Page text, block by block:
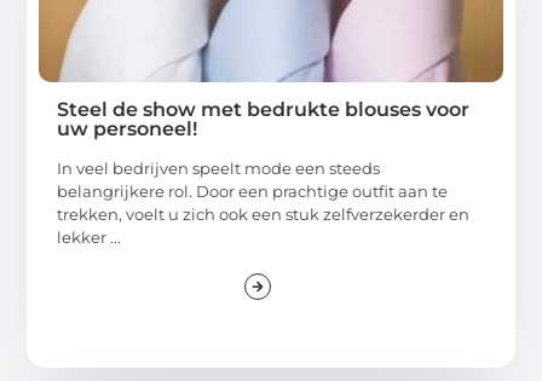
Steel de show met bedrukte blouses voor
uw personeel!
In veel bedrijven speelt mode een steeds
belangrijkere rol. Door een prachtige outfit aan te
trekken, voelt u zich ook een stuk zelfverzekerder en
lekker ...